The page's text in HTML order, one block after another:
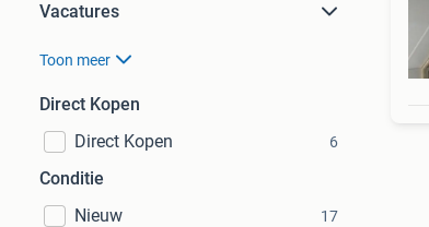
Vacatures
Toon meer
Direct Kopen
Direct Kopen
6
Conditie
Nieuw
17